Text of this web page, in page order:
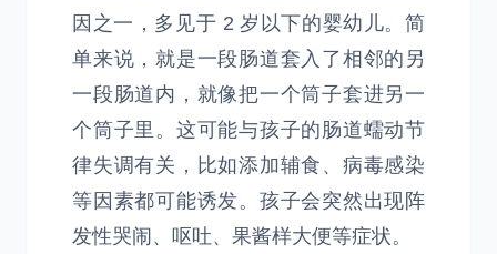
因之一，多见于 2 岁以下的婴幼儿。简
单来说，就是一段肠道套入了相邻的另
一段肠道内，就像把一个筒子套进另一
个筒子里。这可能与孩子的肠道蠕动节
律失调有关，比如添加辅食、病毒感染
等因素都可能诱发。孩子会突然出现阵
发性哭闹、呕吐、果酱样大便等症状。